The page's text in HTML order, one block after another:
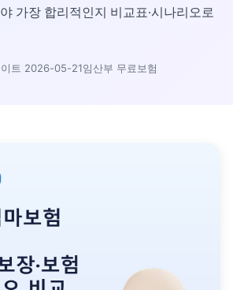
가장 합리적인지 비교표·시나리오로
이트 2026-05-21임산부 무료보험